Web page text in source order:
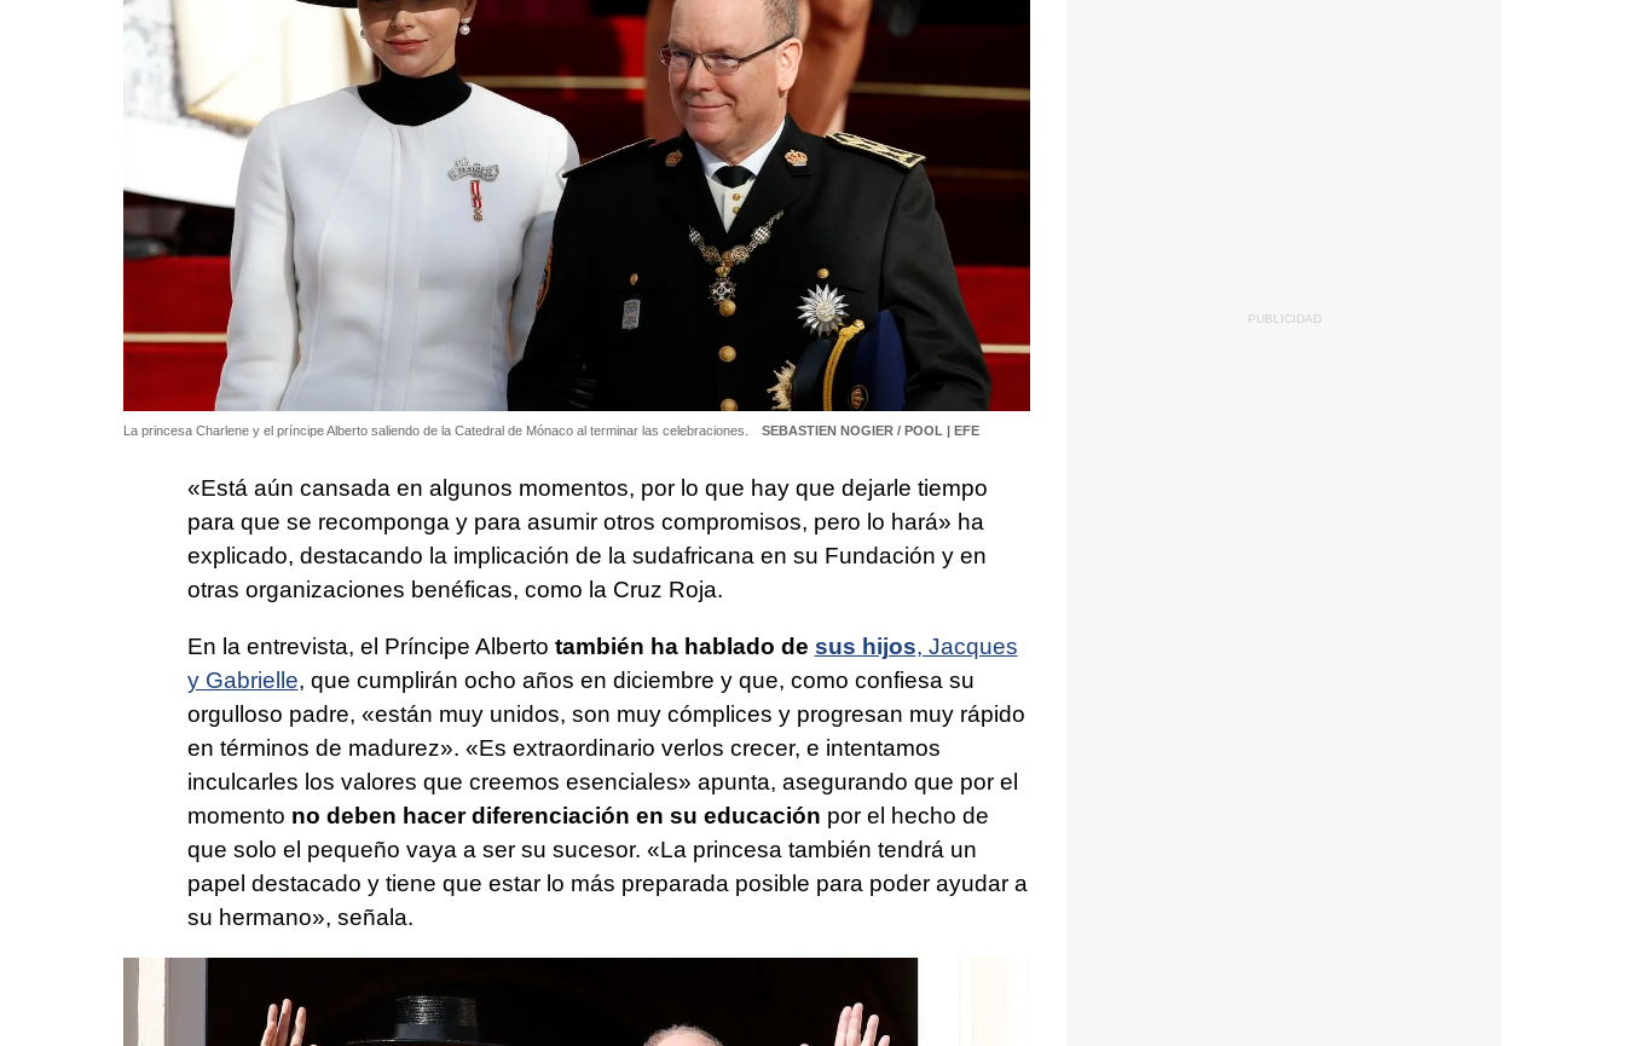
La princesa Charlene y el príncipe Alberto saliendo de la Catedral de Mónaco al terminar las celebraciones. SEBASTIEN NOGIER / POOL | EFE
«Está aún cansada en algunos momentos, por lo que hay que dejarle tiempo
para que se recomponga y para asumir otros compromisos, pero lo hará» ha
explicado, destacando la implicación de la sudafricana en su Fundación y en
otras organizaciones benéficas, como la Cruz Roja.
En la entrevista, el Príncipe Alberto también ha hablado de sus hijos, Jacques
y Gabrielle, que cumplirán ocho años en diciembre y que, como confiesa su
orgulloso padre, «están muy unidos, son muy cómplices y progresan muy rápido
en términos de madurez». «Es extraordinario verlos crecer, e intentamos
inculcarles los valores que creemos esenciales» apunta, asegurando que por el
momento no deben hacer diferenciación en su educación por el hecho de
que solo el pequeño vaya a ser su sucesor. «La princesa también tendrá un
papel destacado y tiene que estar lo más preparada posible para poder ayudar a
su hermano», señala.